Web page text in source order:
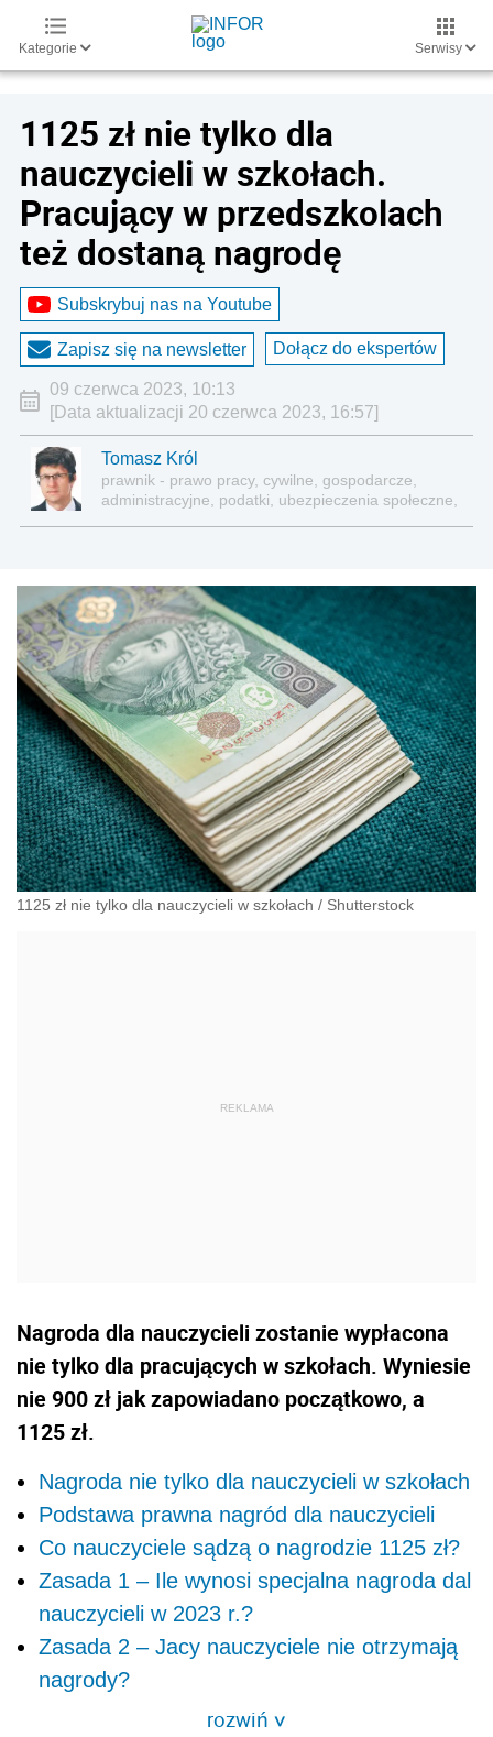
Kategorie Serwisy
1125 zł nie tylko dla
nauczycieli w szkołach.
Pracujący w przedszkolach
też dostaną nagrodę
Subskrybuj nas na Youtube
Zapisz się na newsletter Dołącz do ekspertów
09 czerwca 2023, 10:13
[Data aktualizacji 20 czerwca 2023, 16:57]
Tomasz Król
prawnik - prawo pracy, cywilne, gospodarcze,
administracyjne, podatki, ubezpieczenia społeczne,
1125 zł nie tylko dla nauczycieli w szkołach / Shutterstock
Nagroda dla nauczycieli zostanie wypłacona
nie tylko dla pracujących w szkołach. Wyniesie
nie 900 zł jak zapowiadano początkowo, a
1125 zł.
Nagroda nie tylko dla nauczycieli w szkołach
Podstawa prawna nagród dla nauczycieli
Co nauczyciele sądzą o nagrodzie 1125 zł?
Zasada 1 – Ile wynosi specjalna nagroda dal
nauczycieli w 2023 r.?
Zasada 2 – Jacy nauczyciele nie otrzymają
nagrody?
rozwiń>